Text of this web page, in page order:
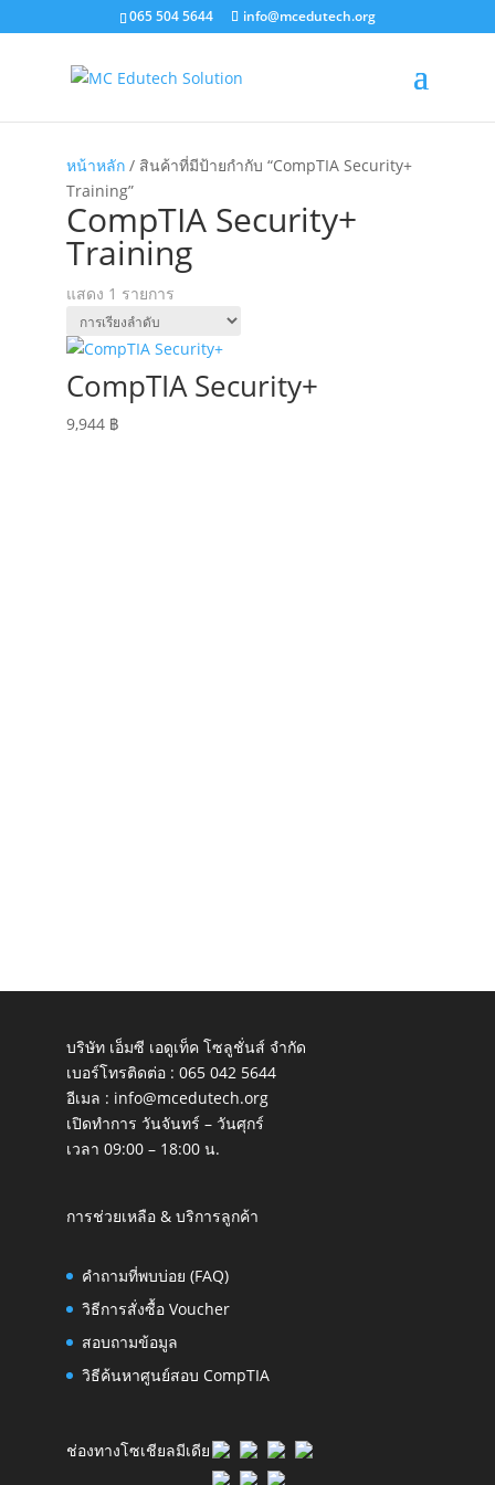
065 504 5644 info@mcedutech.org
หน้าหลัก/ สินค้าที่มีป้ายกำกับ “CompTIA Security+
Training”
CompTIA Security+
Training
แสดง 1 รายการ
CompTIA Security+
9,944 ฿
บริษัท เอ็มซี เอดูเท็ค โซลูชั่นส์ จำกัด
เบอร์โทรติดต่อ : 065 042 5644
อีเมล : info@mcedutech.org
เปิดทำการ วันจันทร์ – วันศุกร์
เวลา 09:00 – 18:00 น.
การช่วยเหลือ & บริการลูกค้า
คำถามที่พบบ่อย (FAQ)
วิธีการสั่งซื้อ Voucher
สอบถามข้อมูล
วิธีค้นหาศูนย์สอบ CompTIA
ช่องทางโซเชียลมีเดีย